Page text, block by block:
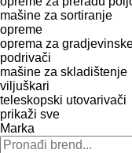
mašine za sortiranje
opreme
oprema za
podrivači
mašine za skladištenje
viljuškari
teleskopski utovarivači
prikaži sve
Marka